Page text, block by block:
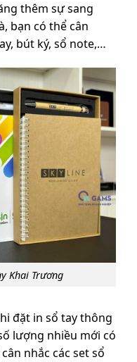
thêm sự sang
bạn có thể cân
bút ký, sổ note,…
Khai Trương
đặt in sổ tay thông
lượng nhiều mới có
nhắc các set sổ